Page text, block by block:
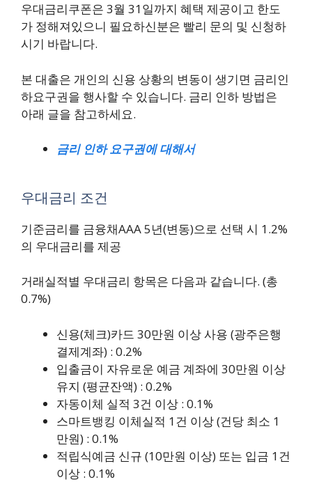
우대금리쿠폰은 3월 31일까지 혜택 제공이고 한도
가 정해져있으니 필요하신분은 빨리 문의 및 신청하
시기 바랍니다.
본 대출은 개인의 신용 상황의 변동이 생기면 금리인
하요구권을 행사할 수 있습니다. 금리 인하 방법은
아래 글을 참고하세요.
금리 인하 요구권에 대해서
우대금리 조건
기준금리를 금융채AAA 5년(변동)으로 선택 시 1.2%
의 우대금리를 제공
거래실적별 우대금리 항목은 다음과 같습니다. (총
0.7%)
신용(체크)카드 30만원 이상 사용 (광주은행
결제계좌) : 0.2%
입출금이 자유로운 예금 계좌에 30만원 이상
유지 (평균잔액) : 0.2%
자동이체 실적 3건 이상 : 0.1%
스마트뱅킹 이체실적 1건 이상 (건당 최소 1
만원) : 0.1%
적립식예금 신규 (10만원 이상) 또는 입금 1건
이상 : 0.1%